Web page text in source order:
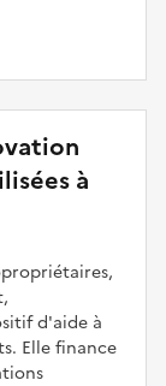
à
d'aide à
Elle finance